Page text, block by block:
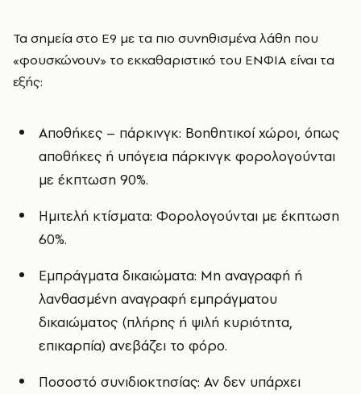
Τα σημεία στο Ε9 με τα πιο συνηθισμένα λάθη που
«φουσκώνουν» το εκκαθαριστικό του ΕΝΦΙΑ είναι τα
εξής:
Αποθήκες – πάρκινγκ: Βοηθητικοί χώροι, όπως
αποθήκες ή υπόγεια πάρκινγκ φορολογούνται
με έκπτωση 90%.
Ημιτελή κτίσματα: Φορολογούνται με έκπτωση
60%.
Εμπράγματα δικαιώματα: Μη αναγραφή ή
λανθασμένη αναγραφή εμπράγματου
δικαιώματος (πλήρης ή ψιλή κυριότητα,
επικαρπία) ανεβάζει το φόρο.
Ποσοστό συνιδιοκτησίας: Αν δεν υπάρχει